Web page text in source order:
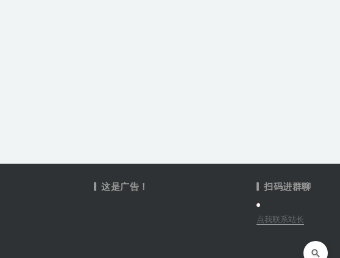
这是广告！ 扫码进群聊
点我联系站长